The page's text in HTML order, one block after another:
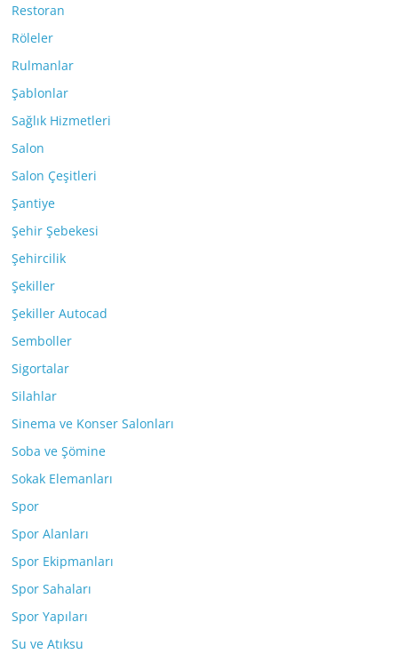
Restoran
Röleler
Rulmanlar
Şablonlar
Sağlık Hizmetleri
Salon
Salon Çeşitleri
Şantiye
Şehir Şebekesi
Şehircilik
Şekiller
Şekiller Autocad
Semboller
Sigortalar
Silahlar
Sinema ve Konser Salonları
Soba ve Şömine
Sokak Elemanları
Spor
Spor Alanları
Spor Ekipmanları
Spor Sahaları
Spor Yapıları
Su ve Atıksu